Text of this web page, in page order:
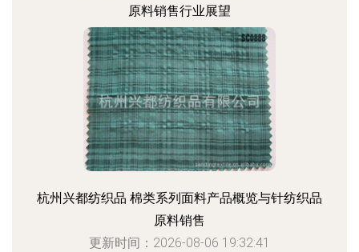
原料销售行业展望
更新时间：2026-08-06 07:40:09
杭州兴都纺织品 棉类系列面料产品概览与针纺织品
原料销售
更新时间：2026-08-06 19:32:41